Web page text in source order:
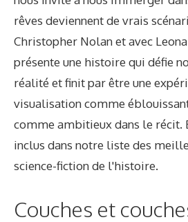
rêves deviennent de vrais
Christopher Nolan et avec
présente une histoire qui défie
réalité et finit par être une
visualisation comme
comme ambitieux dans le récit.
inclus dans notre liste des
science-fiction de l'histoire.
Couches et